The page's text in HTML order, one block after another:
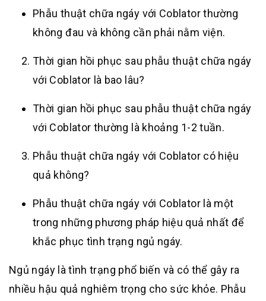
Phẫu thuật chữa ngáy với Coblator thường
không đau và không cần phải nằm viện.
Thời gian hồi phục sau phẫu thuật chữa ngáy
với Coblator là bao lâu?
Thời gian hồi phục sau phẫu thuật chữa ngáy
với Coblator thường là khoảng 1-2 tuần.
Phẫu thuật chữa ngáy với Coblator có hiệu
quả không?
Phẫu thuật chữa ngáy với Coblator là một
trong những phương pháp hiệu quả nhất để
khắc phục tình trạng ngủ ngáy.
Ngủ ngáy là tình trạng phổ biến và có thể gây ra
nhiều hậu quả nghiêm trọng cho sức khỏe. Phẫu